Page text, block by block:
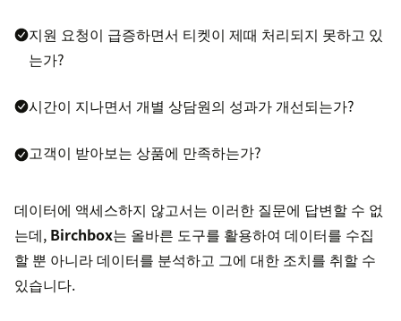
지원 요청이 급증하면서 티켓이 제때 처리되지 못하고 있
는가?
시간이 지나면서 개별 상담원의 성과가 개선되는가?
고객이 받아보는 상품에 만족하는가?
데이터에 액세스하지 않고서는 이러한 질문에 답변할 수 없
는데, Birchbox는 올바른 도구를 활용하여 데이터를 수집
할 뿐 아니라 데이터를 분석하고 그에 대한 조치를 취할 수
있습니다.